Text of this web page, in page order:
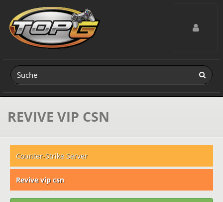
Toggle
REVIVE VIP CSN
Counter-Strike Server
Revive vip csn